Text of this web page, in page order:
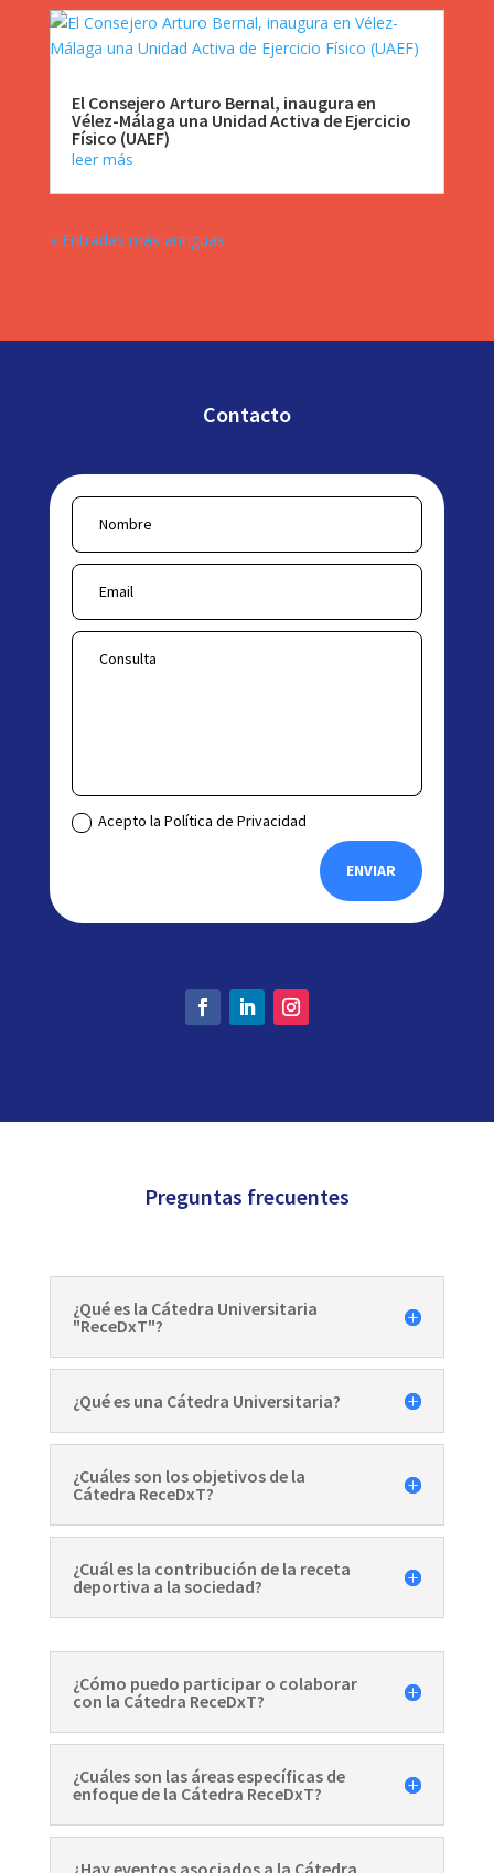
El Consejero Arturo Bernal, inaugura en
Vélez-Málaga una Unidad Activa de Ejercicio
Físico (UAEF)
leer más
« Entradas más antiguas
Contacto
Acepto la Política de Privacidad
ENVIAR
Preguntas frecuentes
¿Qué es la Cátedra Universitaria
"ReceDxT"?
¿Qué es una Cátedra Universitaria?
¿Cuáles son los objetivos de la
Cátedra ReceDxT?
¿Cuál es la contribución de la receta
deportiva a la sociedad?
¿Cómo puedo participar o colaborar
con la Cátedra ReceDxT?
¿Cuáles son las áreas específicas de
enfoque de la Cátedra ReceDxT?